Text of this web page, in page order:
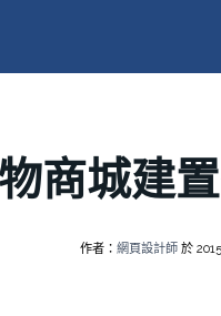
商城建
作者： 網頁設計師 於